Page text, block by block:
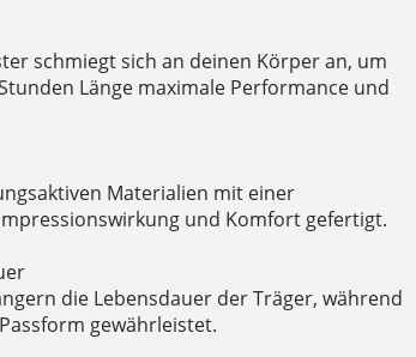
schmiegt sich an deinen Körper an, um
Länge maximale Performance und
Materialien mit einer
und Komfort gefertigt.
die Lebensdauer der Träger, während
gewährleistet.